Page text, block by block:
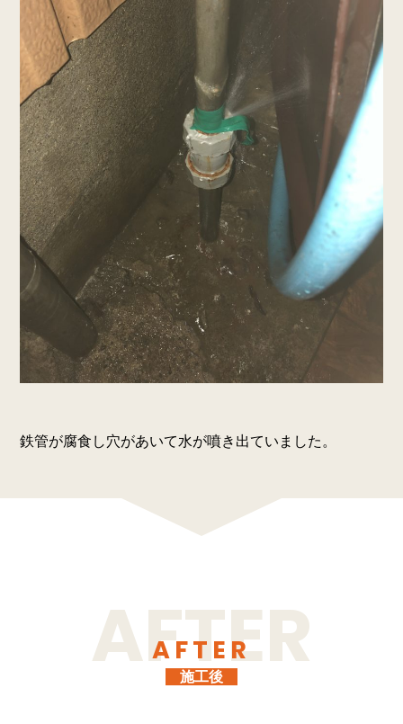
鉄管が腐食し穴があいて水が噴き出ていました。
AFTER
施工後